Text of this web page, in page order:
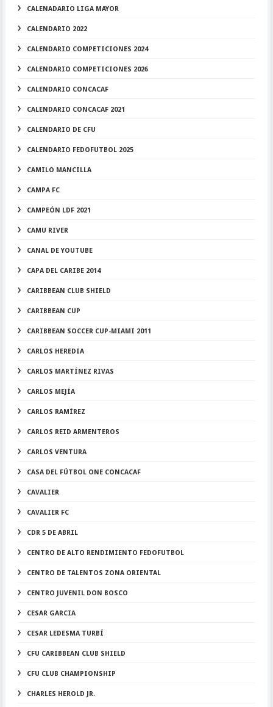
CALENADARIO LIGA MAYOR
CALENDARIO 2022
CALENDARIO COMPETICIONES 2024
CALENDARIO COMPETICIONES 2026
CALENDARIO CONCACAF
CALENDARIO CONCACAF 2021
CALENDARIO DE CFU
CALENDARIO FEDOFUTBOL 2025
CAMILO MANCILLA
CAMPA FC
CAMPEÓN LDF 2021
CAMU RIVER
CANAL DE YOUTUBE
CAPA DEL CARIBE 2014
CARIBBEAN CLUB SHIELD
CARIBBEAN CUP
CARIBBEAN SOCCER CUP-MIAMI 2011
CARLOS HEREDIA
CARLOS MARTÍNEZ RIVAS
CARLOS MEJÍA
CARLOS RAMÍREZ
CARLOS REID ARMENTEROS
CARLOS VENTURA
CASA DEL FÚTBOL ONE CONCACAF
CAVALIER
CAVALIER FC
CDR 5 DE ABRIL
CENTRO DE ALTO RENDIMIENTO FEDOFUTBOL
CENTRO DE TALENTOS ZONA ORIENTAL
CENTRO JUVENIL DON BOSCO
CESAR GARCIA
CESAR LEDESMA TURBÍ
CFU CARIBBEAN CLUB SHIELD
CFU CLUB CHAMPIONSHIP
CHARLES HEROLD JR.